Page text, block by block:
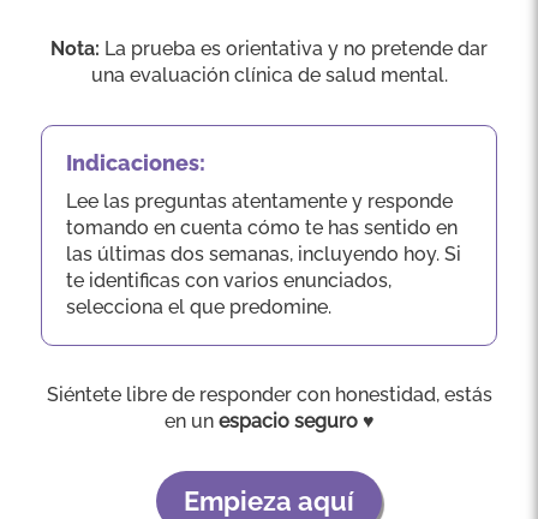
Nota: La prueba es orientativa y no pretende dar
una evaluación clínica de salud mental.
Indicaciones:
Lee las preguntas atentamente y responde
tomando en cuenta cómo te has sentido en
las últimas dos semanas, incluyendo hoy. Si
te identificas con varios enunciados,
selecciona el que predomine.
Siéntete libre de responder con honestidad, estás
en un espacio seguro ♥
Empieza aquí